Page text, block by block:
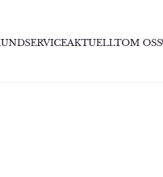
AKTUELLTOM OSS